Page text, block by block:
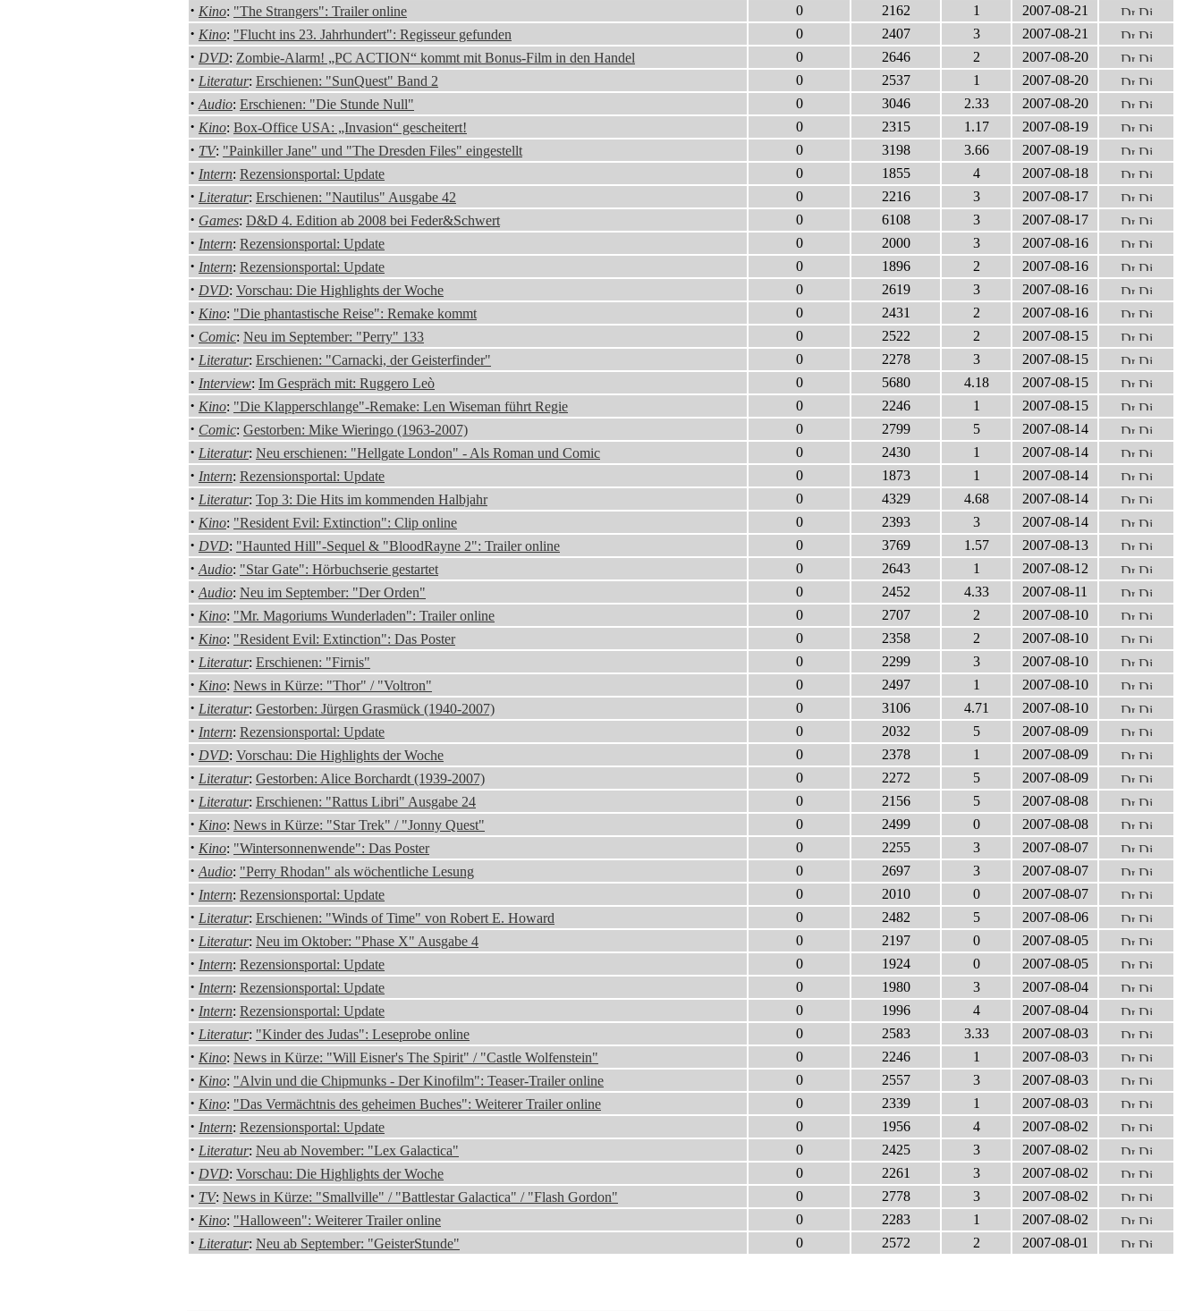
· Kino: "The Strangers": Trailer online 0 2162 1 2007-08-21
· Kino: "Flucht ins 23. Jahrhundert": Regisseur gefunden 0 2407 3 2007-08-21
· DVD: Zombie-Alarm! „PC ACTION“ kommt mit Bonus-Film in den Handel 0 2646 2 2007-08-20
· Literatur: Erschienen: "SunQuest" Band 2 0 2537 1 2007-08-20
· Audio: Erschienen: "Die Stunde Null" 0 3046 2.33 2007-08-20
· Kino: Box-Office USA: „Invasion“ gescheitert! 0 2315 1.17 2007-08-19
· TV: "Painkiller Jane" und "The Dresden Files" eingestellt 0 3198 3.66 2007-08-19
· Intern: Rezensionsportal: Update 0 1855 4 2007-08-18
· Literatur: Erschienen: "Nautilus" Ausgabe 42 0 2216 3 2007-08-17
· Games: D&D 4. Edition ab 2008 bei Feder&Schwert 0 6108 3 2007-08-17
· Intern: Rezensionsportal: Update 0 2000 3 2007-08-16
· Intern: Rezensionsportal: Update 0 1896 2 2007-08-16
· DVD: Vorschau: Die Highlights der Woche 0 2619 3 2007-08-16
· Kino: "Die phantastische Reise": Remake kommt 0 2431 2 2007-08-16
· Comic: Neu im September: "Perry" 133 0 2522 2 2007-08-15
· Literatur: Erschienen: "Carnacki, der Geisterfinder" 0 2278 3 2007-08-15
· Interview: Im Gespräch mit: Ruggero Leò 0 5680 4.18 2007-08-15
· Kino: "Die Klapperschlange"-Remake: Len Wiseman führt Regie 0 2246 1 2007-08-15
· Comic: Gestorben: Mike Wieringo (1963-2007) 0 2799 5 2007-08-14
· Literatur: Neu erschienen: "Hellgate London" - Als Roman und Comic 0 2430 1 2007-08-14
· Intern: Rezensionsportal: Update 0 1873 1 2007-08-14
· Literatur: Top 3: Die Hits im kommenden Halbjahr 0 4329 4.68 2007-08-14
· Kino: "Resident Evil: Extinction": Clip online 0 2393 3 2007-08-14
· DVD: "Haunted Hill"-Sequel & "BloodRayne 2": Trailer online 0 3769 1.57 2007-08-13
· Audio: "Star Gate": Hörbuchserie gestartet 0 2643 1 2007-08-12
· Audio: Neu im September: "Der Orden" 0 2452 4.33 2007-08-11
· Kino: "Mr. Magoriums Wunderladen": Trailer online 0 2707 2 2007-08-10
· Kino: "Resident Evil: Extinction": Das Poster 0 2358 2 2007-08-10
· Literatur: Erschienen: "Firnis" 0 2299 3 2007-08-10
· Kino: News in Kürze: "Thor" / "Voltron" 0 2497 1 2007-08-10
· Literatur: Gestorben: Jürgen Grasmück (1940-2007) 0 3106 4.71 2007-08-10
· Intern: Rezensionsportal: Update 0 2032 5 2007-08-09
· DVD: Vorschau: Die Highlights der Woche 0 2378 1 2007-08-09
· Literatur: Gestorben: Alice Borchardt (1939-2007) 0 2272 5 2007-08-09
· Literatur: Erschienen: "Rattus Libri" Ausgabe 24 0 2156 5 2007-08-08
· Kino: News in Kürze: "Star Trek" / "Jonny Quest" 0 2499 0 2007-08-08
· Kino: "Wintersonnenwende": Das Poster 0 2255 3 2007-08-07
· Audio: "Perry Rhodan" als wöchentliche Lesung 0 2697 3 2007-08-07
· Intern: Rezensionsportal: Update 0 2010 0 2007-08-07
· Literatur: Erschienen: "Winds of Time" von Robert E. Howard 0 2482 5 2007-08-06
· Literatur: Neu im Oktober: "Phase X" Ausgabe 4 0 2197 0 2007-08-05
· Intern: Rezensionsportal: Update 0 1924 0 2007-08-05
· Intern: Rezensionsportal: Update 0 1980 3 2007-08-04
· Intern: Rezensionsportal: Update 0 1996 4 2007-08-04
· Literatur: "Kinder des Judas": Leseprobe online 0 2583 3.33 2007-08-03
· Kino: News in Kürze: "Will Eisner's The Spirit" / "Castle Wolfenstein" 0 2246 1 2007-08-03
· Kino: "Alvin und die Chipmunks - Der Kinofilm": Teaser-Trailer online 0 2557 3 2007-08-03
· Kino: "Das Vermächtnis des geheimen Buches": Weiterer Trailer online 0 2339 1 2007-08-03
· Intern: Rezensionsportal: Update 0 1956 4 2007-08-02
· Literatur: Neu ab November: "Lex Galactica" 0 2425 3 2007-08-02
· DVD: Vorschau: Die Highlights der Woche 0 2261 3 2007-08-02
· TV: News in Kürze: "Smallville" / "Battlestar Galactica" / "Flash Gordon" 0 2778 3 2007-08-02
· Kino: "Halloween": Weiterer Trailer online 0 2283 1 2007-08-02
· Literatur: Neu ab September: "GeisterStunde" 0 2572 2 2007-08-01